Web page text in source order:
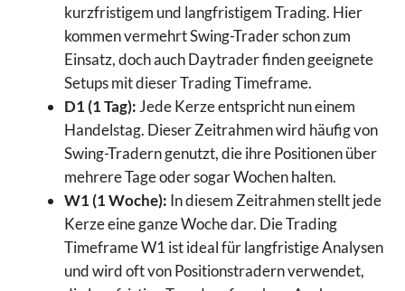
kurzfristigem und langfristigem Trading. Hier
kommen vermehrt Swing-Trader schon zum
Einsatz, doch auch Daytrader finden geeignete
Setups mit dieser Trading Timeframe.
D1 (1 Tag):Jede Kerze entspricht nun einem
Handelstag. Dieser Zeitrahmen wird häufig von
Swing-Tradern genutzt, die ihre Positionen über
mehrere Tage oder sogar Wochen halten.
W1 (1 Woche): In diesem Zeitrahmen stellt jede
Kerze eine ganze Woche dar. Die Trading
Timeframe W1 ist ideal für langfristige Analysen
und wird oft von Positionstradern verwendet,